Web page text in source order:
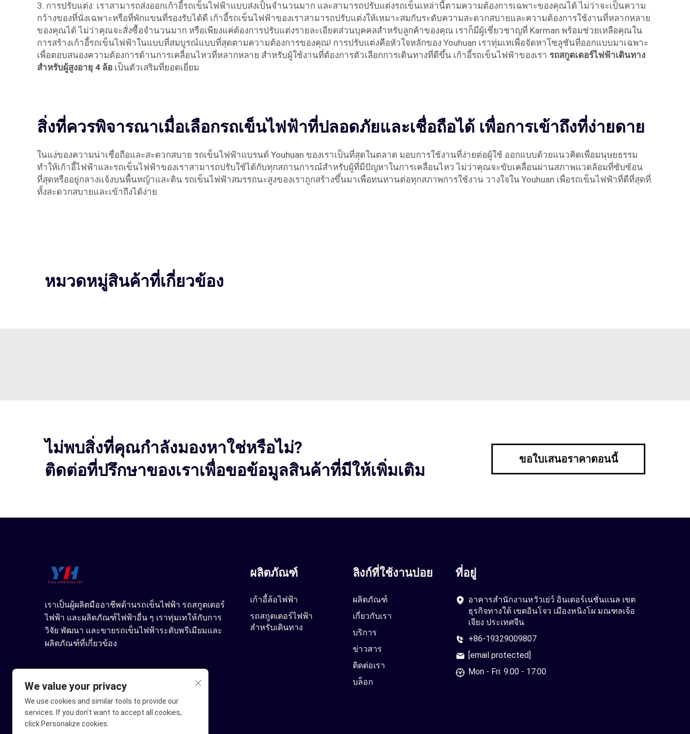
3. การปรับแต่ง: เราสามารถส่งออกเก้าอี้รถเข็นไฟฟ้าแบบส่งเป็นจำนวนมาก และสามารถปรับแต่งรถเข็นเหล่านี้ตามความต้องการเฉพาะของคุณได้ ไม่ว่าจะเป็นความ
กว้างของที่นั่งเฉพาะหรือที่พักแขนที่รองรับได้ดี เก้าอี้รถเข็นไฟฟ้าของเราสามารถปรับแต่งให้เหมาะสมกับระดับความสะดวกสบายและความต้องการใช้งานที่หลากหลาย
ของคุณได้ ไม่ว่าคุณจะสั่งซื้อจำนวนมาก หรือเพียงแค่ต้องการปรับแต่งรายละเอียดส่วนบุคคลสำหรับลูกค้าของคุณ เราก็มีผู้เชี่ยวชาญที่ Karman พร้อมช่วยเหลือคุณใน
การสร้างเก้าอี้รถเข็นไฟฟ้าในแบบที่สมบูรณ์แบบที่สุดตามความต้องการของคุณ! การปรับแต่งคือหัวใจหลักของ Youhuan เราทุ่มเทเพื่อจัดหาโซลูชันที่ออกแบบมาเฉพาะ
เพื่อตอบสนองความต้องการด้านการเคลื่อนไหวที่หลากหลาย สำหรับผู้ใช้งานที่ต้องการตัวเลือกการเดินทางที่ดีขึ้น เก้าอี้รถเข็นไฟฟ้าของเรา รถสกูตเตอร์ไฟฟ้าเดินทาง
สำหรับผู้สูงอายุ 4 ล้อ เป็นตัวเสริมที่ยอดเยี่ยม
สิ่งที่ควรพิจารณาเมื่อเลือกรถเข็นไฟฟ้าที่ปลอดภัยและเชื่อถือได้ เพื่อการเข้าถึงที่ง่ายดาย
ในแง่ของความน่าเชื่อถือและสะดวกสบาย รถเข็นไฟฟ้าแบรนด์ Youhuan ของเราเป็นที่สุดในตลาด มอบการใช้งานที่ง่ายต่อผู้ใช้ ออกแบบด้วยแนวคิดเพื่อมนุษยธรรม
ทำให้เก้าอี้ไฟฟ้าและรถเข็นไฟฟ้าของเราสามารถปรับใช้ได้กับทุกสถานการณ์สำหรับผู้ที่มีปัญหาในการเคลื่อนไหว ไม่ว่าคุณจะขับเคลื่อนผ่านสภาพแวดล้อมที่ซับซ้อน
ที่สุดหรืออยู่กลางแจ้งบนพื้นหญ้าและดิน รถเข็นไฟฟ้าสมรรถนะสูงของเราถูกสร้างขึ้นมาเพื่อทนทานต่อทุกสภาพการใช้งาน วางใจใน Youhuan เพื่อรถเข็นไฟฟ้าที่ดีที่สุดที่
ทั้งสะดวกสบายและเข้าถึงได้ง่าย
หมวดหมู่สินค้าที่เกี่ยวข้อง
ไม่พบสิ่งที่คุณกำลังมองหาใช่หรือไม่?
ติดต่อที่ปรึกษาของเราเพื่อขอข้อมูลสินค้าที่มีให้เพิ่มเติม
ขอใบเสนอราคาตอนนี้
เราเป็นผู้ผลิตมืออาชีพด้านรถเข็นไฟฟ้า รถสกูตเตอร์
ไฟฟ้า และผลิตภัณฑ์ไฟฟ้าอื่น ๆ เราทุ่มเทให้กับการ
วิจัย พัฒนา และขายรถเข็นไฟฟ้าระดับพรีเมียมและ
ผลิตภัณฑ์ที่เกี่ยวข้อง
ผลิตภัณฑ์
เก้าอี้ล้อไฟฟ้า
รถสกูตเตอร์ไฟฟ้า
สำหรับเดินทาง
ลิงก์ที่ใช้งานบ่อย
ผลิตภัณฑ์
เกี่ยวกับเรา
บริการ
ข่าวสาร
ติดต่อเรา
บล็อก
ที่อยู่
อาคารสำนักงานหวัวเย่ว์ อินเตอร์เนชั่นแนล เขต
ธุรกิจทางใต้ เขตอินโจว เมืองหนิงโผ มณฑลเจ้อ
เจียง ประเทศจีน
+86-19329009807
[email protected]
Mon - Fri: 9:00 - 17:00
We value your privacy
We use cookies and similar tools to provide our
services. If you don't want to accept all cookies,
click Personalize cookies.